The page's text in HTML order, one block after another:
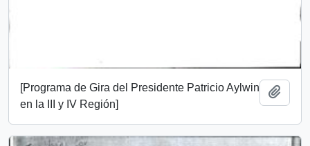
[Programa de Gira del Presidente Patricio Aylwin
en la III y IV Región]